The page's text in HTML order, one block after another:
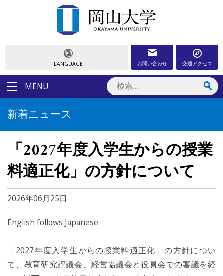
LANGUAGE お問い合わせ 交通アクセス
MENU
新着ニュース
「2027年度入学生からの授業
料適正化」の方針について
2026年06月25日
English follows Japanese
「2027年度入学生からの授業料適正化」の方針につい
て、教育研究評議会、経営協議会と役員会での審議を経